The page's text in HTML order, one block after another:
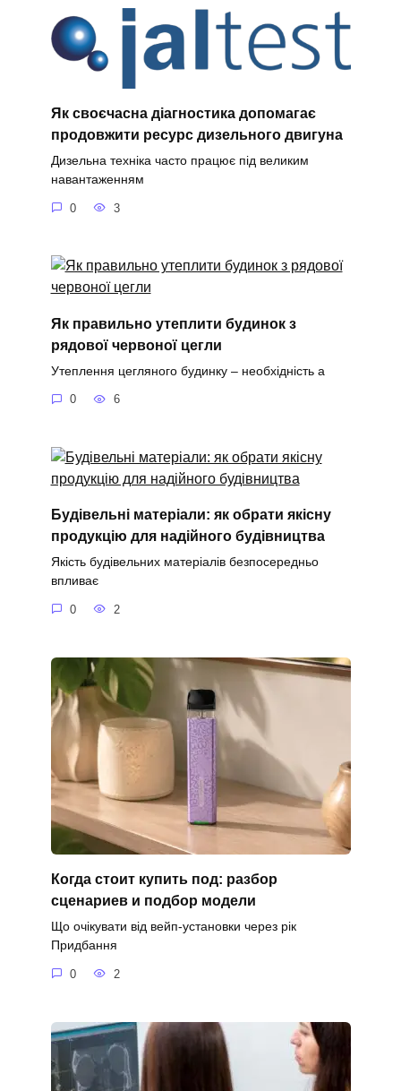
Як своєчасна діагностика допомагає
продовжити ресурс дизельного двигуна
Дизельна техніка часто працює під великим
навантаженням
0 3
Як правильно утеплити будинок з
рядової червоної цегли
Утеплення цегляного будинку – необхідність а
0 6
Будівельні матеріали: як обрати якісну
продукцію для надійного будівництва
Якість будівельних матеріалів безпосередньо
впливає
0 2
Когда стоит купить под: разбор
сценариев и подбор модели
Що очікувати від вейп-установки через рік
Придбання
0 2